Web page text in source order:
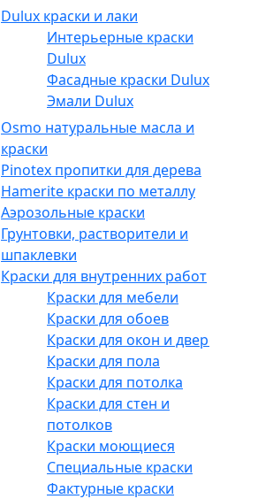
Dulux краски и лаки
Интерьерные краски
Dulux
Фасадные краски Dulux
Эмали Dulux
Osmo натуральные масла и
краски
Pinotex пропитки для дерева
Hamerite краски по металлу
Аэрозольные краски
Грунтовки, растворители и
шпаклевки
Краски для внутренних работ
Краски для мебели
Краски для обоев
Краски для окон и дверей
Краски для пола
Краски для потолка
Краски для стен и
потолков
Краски моющиеся
Специальные краски
Фактурные краски